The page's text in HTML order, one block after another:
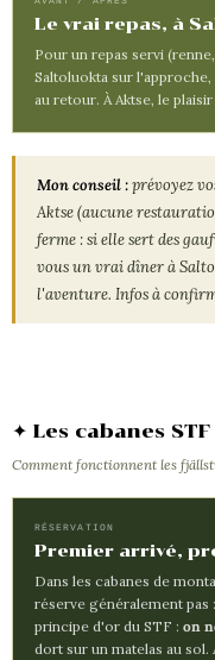
Le vrai repas, à
Pour un repas servi
Saltoluokta sur
au retour. À Aktse, le
Mon conseil :prévoyez
Aktse (aucune
ferme : si elle sert des
vous un vrai dîner à
l'aventure. Infos à
✦ Les cabanes
Comment fonctionnent les
RÉSERVATION
Premier arrivé,
Dans les cabanes de
réserve généralement pas
principe d'or du STF : on
dort sur un matelas au